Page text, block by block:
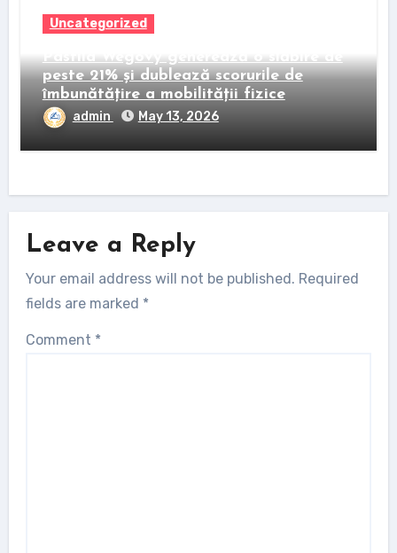
Uncategorized
Pastila Wegovy generează o slăbire de
peste 21% și dublează scorurile de
îmbunătățire a mobilității fizice
admin May 13, 2026
Leave a Reply
Your email address will not be published. Required
fields are marked *
Comment *